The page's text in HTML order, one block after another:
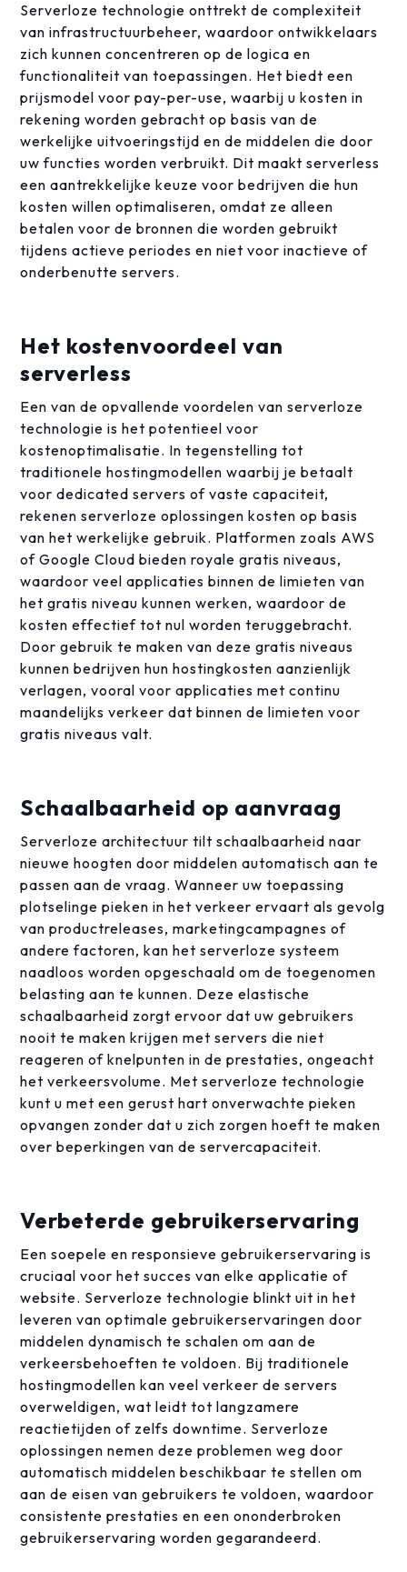
Serverloze technologie onttrekt de complexiteit
van infrastructuurbeheer, waardoor ontwikkelaars
zich kunnen concentreren op de logica en
functionaliteit van toepassingen. Het biedt een
prijsmodel voor pay-per-use, waarbij u kosten in
rekening worden gebracht op basis van de
werkelijke uitvoeringstijd en de middelen die door
uw functies worden verbruikt. Dit maakt serverless
een aantrekkelijke keuze voor bedrijven die hun
kosten willen optimaliseren, omdat ze alleen
betalen voor de bronnen die worden gebruikt
tijdens actieve periodes en niet voor inactieve of
onderbenutte servers.
Het kostenvoordeel van
serverless
Een van de opvallende voordelen van serverloze
technologie is het potentieel voor
kostenoptimalisatie. In tegenstelling tot
traditionele hostingmodellen waarbij je betaalt
voor dedicated servers of vaste capaciteit,
rekenen serverloze oplossingen kosten op basis
van het werkelijke gebruik. Platformen zoals AWS
of Google Cloud bieden royale gratis niveaus,
waardoor veel applicaties binnen de limieten van
het gratis niveau kunnen werken, waardoor de
kosten effectief tot nul worden teruggebracht.
Door gebruik te maken van deze gratis niveaus
kunnen bedrijven hun hostingkosten aanzienlijk
verlagen, vooral voor applicaties met continu
maandelijks verkeer dat binnen de limieten voor
gratis niveaus valt.
Schaalbaarheid op aanvraag
Serverloze architectuur tilt schaalbaarheid naar
nieuwe hoogten door middelen automatisch aan te
passen aan de vraag. Wanneer uw toepassing
plotselinge pieken in het verkeer ervaart als gevolg
van productreleases, marketingcampagnes of
andere factoren, kan het serverloze systeem
naadloos worden opgeschaald om de toegenomen
belasting aan te kunnen. Deze elastische
schaalbaarheid zorgt ervoor dat uw gebruikers
nooit te maken krijgen met servers die niet
reageren of knelpunten in de prestaties, ongeacht
het verkeersvolume. Met serverloze technologie
kunt u met een gerust hart onverwachte pieken
opvangen zonder dat u zich zorgen hoeft te maken
over beperkingen van de servercapaciteit.
Verbeterde gebruikerservaring
Een soepele en responsieve gebruikerservaring is
cruciaal voor het succes van elke applicatie of
website. Serverloze technologie blinkt uit in het
leveren van optimale gebruikerservaringen door
middelen dynamisch te schalen om aan de
verkeersbehoeften te voldoen. Bij traditionele
hostingmodellen kan veel verkeer de servers
overweldigen, wat leidt tot langzamere
reactietijden of zelfs downtime. Serverloze
oplossingen nemen deze problemen weg door
automatisch middelen beschikbaar te stellen om
aan de eisen van gebruikers te voldoen, waardoor
consistente prestaties en een ononderbroken
gebruikerservaring worden gegarandeerd.